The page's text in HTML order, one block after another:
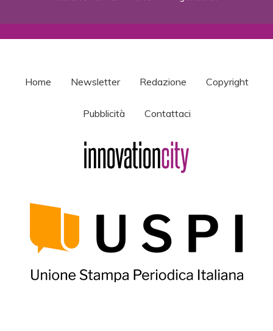
Home Newsletter Redazione Copyright
Pubblicità Contattaci